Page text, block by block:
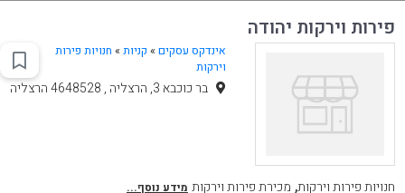
פירות וירקות יהודה
אינדקס עסקים » קניות» חנויות פירות
וירקות
בר כוכבא 3, הרצליה , 4648528 הרצליה
חנויות פירות וירקות, מכירת פירות וירקות מידע נוסף...